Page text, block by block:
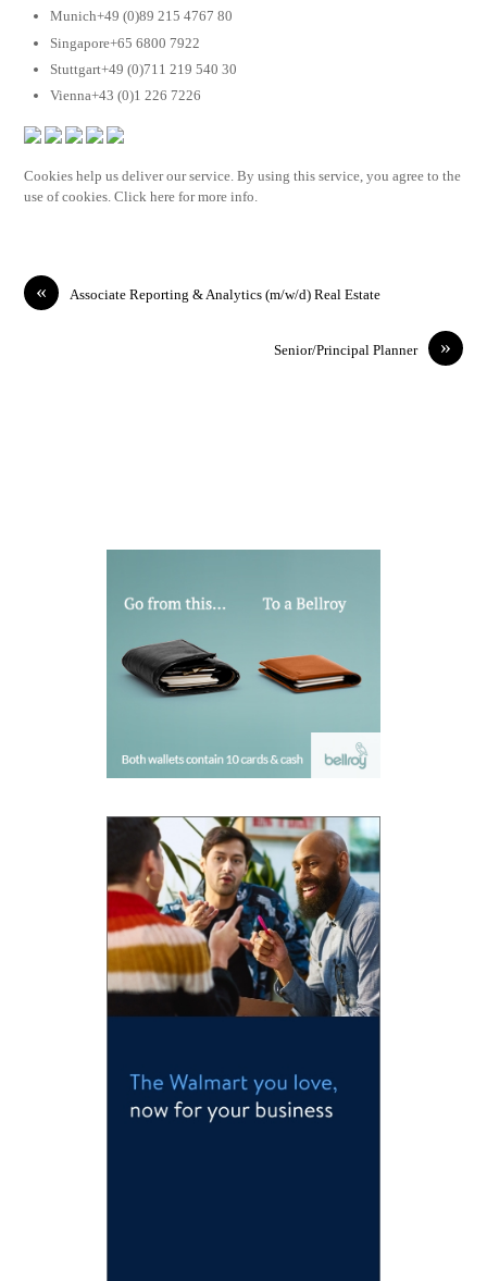
Munich+49 (0)89 215 4767 80
Singapore+65 6800 7922
Stuttgart+49 (0)711 219 540 30
Vienna+43 (0)1 226 7226
Cookies help us deliver our service. By using this service, you agree to the
use of cookies. Click here for more info.
« Associate Reporting & Analytics (m/w/d) Real Estate
»
Senior/Principal Planner